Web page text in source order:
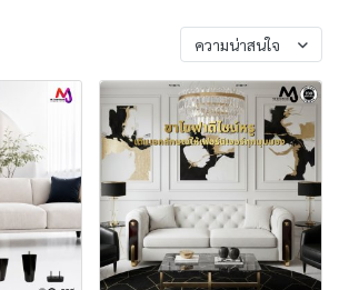
ความน่าสนใจ